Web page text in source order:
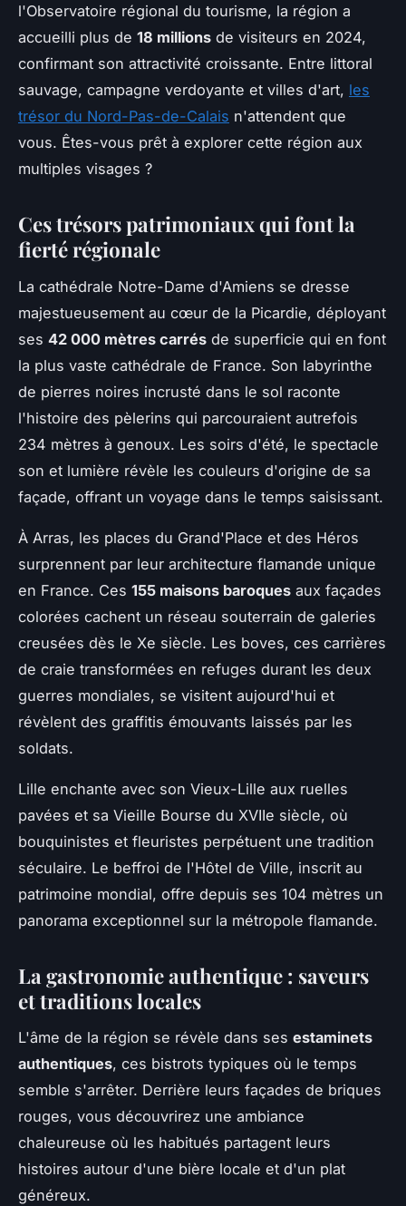
l'Observatoire régional du tourisme, la région a
accueilli plus de 18 millions de visiteurs en 2024,
confirmant son attractivité croissante. Entre littoral
sauvage, campagne verdoyante et villes d'art, les
trésor du Nord-Pas-de-Calais n'attendent que
vous. Êtes-vous prêt à explorer cette région aux
multiples visages ?
Ces trésors patrimoniaux qui font la
fierté régionale
La cathédrale Notre-Dame d'Amiens se dresse
majestueusement au cœur de la Picardie, déployant
ses 42 000 mètres carrés de superficie qui en font
la plus vaste cathédrale de France. Son labyrinthe
de pierres noires incrusté dans le sol raconte
l'histoire des pèlerins qui parcouraient autrefois
234 mètres à genoux. Les soirs d'été, le spectacle
son et lumière révèle les couleurs d'origine de sa
façade, offrant un voyage dans le temps saisissant.
À Arras, les places du Grand'Place et des Héros
surprennent par leur architecture flamande unique
en France. Ces 155 maisons baroques aux façades
colorées cachent un réseau souterrain de galeries
creusées dès le Xe siècle. Les boves, ces carrières
de craie transformées en refuges durant les deux
guerres mondiales, se visitent aujourd'hui et
révèlent des graffitis émouvants laissés par les
soldats.
Lille enchante avec son Vieux-Lille aux ruelles
pavées et sa Vieille Bourse du XVIIe siècle, où
bouquinistes et fleuristes perpétuent une tradition
séculaire. Le beffroi de l'Hôtel de Ville, inscrit au
patrimoine mondial, offre depuis ses 104 mètres un
panorama exceptionnel sur la métropole flamande.
La gastronomie authentique : saveurs
et traditions locales
L'âme de la région se révèle dans ses estaminets
authentiques, ces bistrots typiques où le temps
semble s'arrêter. Derrière leurs façades de briques
rouges, vous découvrirez une ambiance
chaleureuse où les habitués partagent leurs
histoires autour d'une bière locale et d'un plat
généreux.